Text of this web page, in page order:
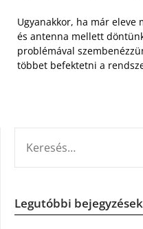
Ugyanakkor, ha már eleve
és antenna mellett
problémával
többet befektetni a
Legutóbbi bejegyzések